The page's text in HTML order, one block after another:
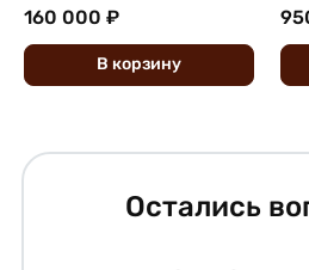
160 000 ₽
В корзину
Остались